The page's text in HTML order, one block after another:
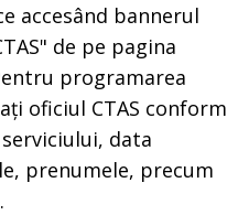
accesând bannerul
de pe pagina
programarea
oficiul CTAS conform
data
prenumele, precum